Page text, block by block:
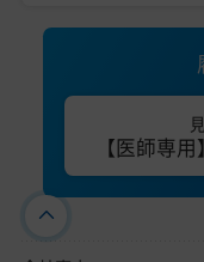
【医師専